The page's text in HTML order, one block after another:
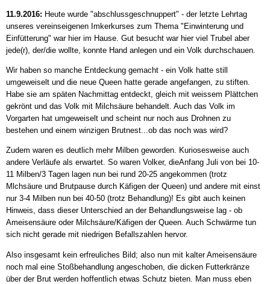
11.9.2016: Heute wurde "abschlussgeschnuppert" - der letzte Lehrtag
unseres vereinseigenen Imkerkurses zum Thema "Einwinterung und
Einfütterung" war hier im Hause. Gut besucht war hier viel Trubel aber
jede(r), der/die wollte, konnte Hand anlegen und ein Volk durchschauen.
Wir haben so manche Entdeckung gemacht - ein Volk hatte still
umgeweiselt und die neue Queen hatte gerade angefangen, zu stiften.
Habe sie am späten Nachmittag entdeckt, gleich mit weissem Plättchen
gekrönt und das Volk mit Milchsäure behandelt. Auch das Volk im
Vorgarten hat umgeweiselt und scheint nur noch aus Drohnen zu
bestehen und einem winzigen Brutnest...ob das noch was wird?
Zudem waren es deutlich mehr Milben geworden. Kuriosesweise auch
andere Verläufe als erwartet. So waren Volker, dieAnfang Juli von bei 10-
11 Milben/3 Tagen lagen nun bei rund 20-25 angekommen (trotz
Mlchsäure und Brutpause durch Käfigen der Queen) und andere mit einst
nur 3-4 Milben nun bei 40-50 (trotz Behandlung)! Es gibt auch keinen
Hinweis, dass dieser Unterschied an der Behandlungsweise lag - ob
Ameisensäure oder Milchsäure/Käfigen der Queen. Auch Schwärme tun
sich nicht gerade mit niedrigen Befallszahlen hervor.
Also insgesamt kein erfreuliches Bild; also nun mit kalter Ameisensäure
noch mal eine Stoßbehandlung angeschoben, die dicken Futterkränze
über der Brut werden hoffentlich etwas Schutz bieten. Man muss eben